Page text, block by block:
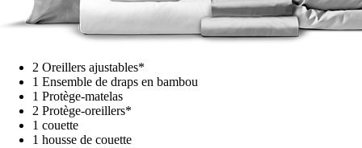
2 Oreillers ajustables*
1 Ensemble de draps en bambou
1 Protège-matelas
2 Protège-oreillers*
1 couette
1 housse de couette